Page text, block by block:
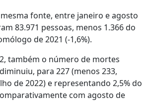
fonte, entre janeiro e agosto
83.971 pessoas, menos 1.366 do
de 2021 (-1,6%).
também o número de mortes
para 227 (menos 233,
de 2022) e representando 2,5% do
com agosto de